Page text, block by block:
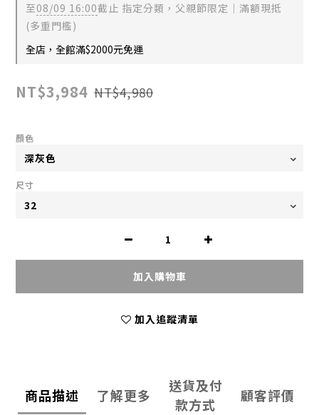
至08/09 16:00截止 指定分類，父親節限定｜滿額現抵
(多重門檻)
全店，全館滿$2000元免運
NT$3,984 NT$4,980
顏色
尺寸
加入購物車
加入追蹤清單
商品描述 了解更多
送貨及付
款方式
顧客評價